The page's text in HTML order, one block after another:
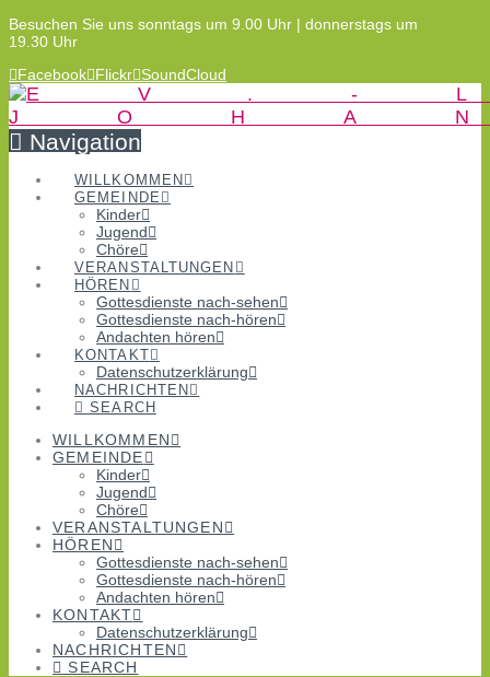
Besuchen Sie uns sonntags um 9.00 Uhr | donnerstags um
19.30 Uhr
Facebook Flickr SoundCloud
Navigation
WILLKOMMEN
GEMEINDE
Kinder
Jugend
Chöre
VERANSTALTUNGEN
HÖREN
Gottesdienste nach-sehen
Gottesdienste nach-hören
Andachten hören
KONTAKT
Datenschutzerklärung
NACHRICHTEN
SEARCH
WILLKOMMEN
GEMEINDE
Kinder
Jugend
Chöre
VERANSTALTUNGEN
HÖREN
Gottesdienste nach-sehen
Gottesdienste nach-hören
Andachten hören
KONTAKT
Datenschutzerklärung
NACHRICHTEN
SEARCH